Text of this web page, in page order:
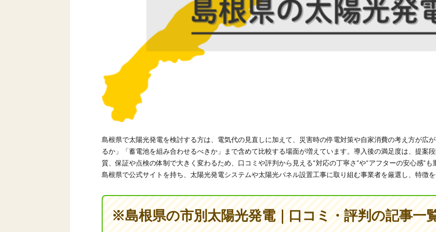
島根県で太陽光発電を検討する方は、電気代の見直しに加えて、災害時の停電対策や自家消費の考え方が広
るか」「蓄電池を組み合わせるべきか」まで含めて比較する場面が増えています。導入後の満足度は、提案
質、保証や点検の体制で大きく変わるため、口コミや評判から見える“対応の丁寧さ”や“アフターの安心感”
島根県で公式サイトを持ち、太陽光発電システムや太陽光パネル設置工事に取り組む事業者を厳選し、特徴
※島根県の市別太陽光発電｜口コミ・評判の記事一